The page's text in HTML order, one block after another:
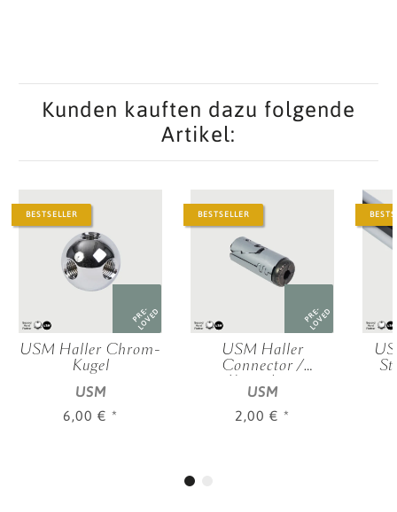
Kunden kauften dazu folgende
Artikel:
BESTSELLER
PRE-
LOVED
USM Haller Chrom-
Kugel
USM
6,00 € *
BESTSELLER
PRE-
LOVED
USM Haller
Connector /
Konnektor
USM
2,00 € *